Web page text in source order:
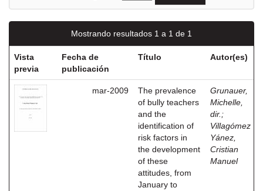
Mostrando resultados 1 a 1 de 1
Vista
previa
Fecha de
publicación
Título Autor(es)
mar-2009
The prevalence
of bully teachers
and the
identification of
risk factors in
the development
of these
attitudes, from
January to
Grunauer,
Michelle,
dir. ;
Villagómez
Yánez,
Cristian
Manuel